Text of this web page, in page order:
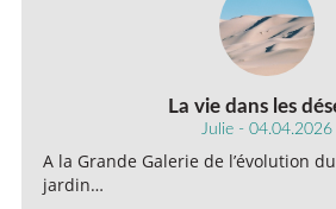
La vie dans les
Julie - 04.04.2026
A la Grande Galerie de l’évolution
jardin…